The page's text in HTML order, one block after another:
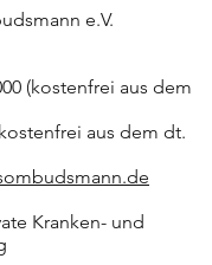
e.V.
(kostenfrei aus dem
aus dem dt.
Kranken- und